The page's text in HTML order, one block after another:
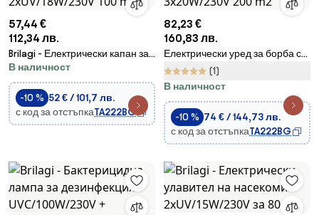
57,44 €
112,34 лв.
Brilagi - Електрически капан за
насекоми 2xUV/18W/230V 100
m2
В наличност
-10 % 52 € / 101,7 лв.
с код за отстъпкаTA222BG
82,23 €
160,83 лв.
Електрически уред за борба с
насекоми 3x20W/230V 200 m2
(1)
В наличност
-10 % 74 € / 144,73 лв.
с код за отстъпкаTA222BG